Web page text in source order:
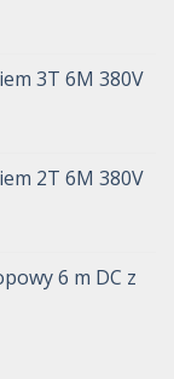
3T 6M 380V
2T 6M 380V
6 m DC z